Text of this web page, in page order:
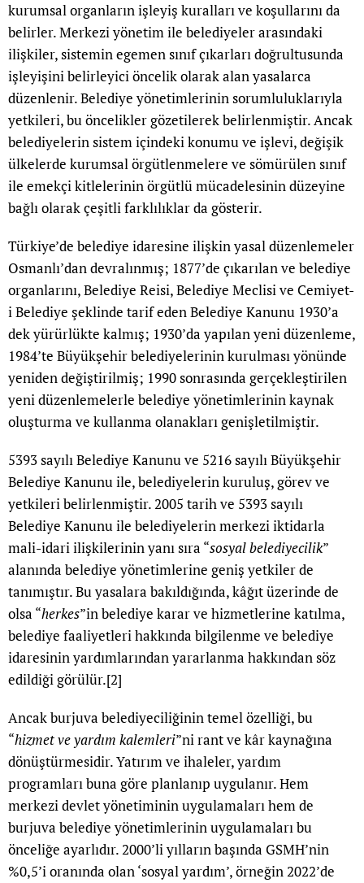
kurumsal organların işleyiş kuralları ve koşullarını da
belirler. Merkezi yönetim ile belediyeler arasındaki
ilişkiler, sistemin egemen sınıf çıkarları doğrultusunda
işleyişini belirleyici öncelik olarak alan yasalarca
düzenlenir. Belediye yönetimlerinin sorumluluklarıyla
yetkileri, bu öncelikler gözetilerek belirlenmiştir. Ancak
belediyelerin sistem içindeki konumu ve işlevi, değişik
ülkelerde kurumsal örgütlenmelere ve sömürülen sınıf
ile emekçi kitlelerinin örgütlü mücadelesinin düzeyine
bağlı olarak çeşitli farklılıklar da gösterir.
Türkiye’de belediye idaresine ilişkin yasal düzenlemeler
Osmanlı’dan devralınmış; 1877’de çıkarılan ve belediye
organlarını, Belediye Reisi, Belediye Meclisi ve Cemiyet-
i Belediye şeklinde tarif eden Belediye Kanunu 1930’a
dek yürürlükte kalmış; 1930’da yapılan yeni düzenleme,
1984’te Büyükşehir belediyelerinin kurulması yönünde
yeniden değiştirilmiş; 1990 sonrasında gerçekleştirilen
yeni düzenlemelerle belediye yönetimlerinin kaynak
oluşturma ve kullanma olanakları genişletilmiştir.
5393 sayılı Belediye Kanunu ve 5216 sayılı Büyükşehir
Belediye Kanunu ile, belediyelerin kuruluş, görev ve
yetkileri belirlenmiştir. 2005 tarih ve 5393 sayılı
Belediye Kanunu ile belediyelerin merkezi iktidarla
mali-idari ilişkilerinin yanı sıra “sosyal belediyecilik”
alanında belediye yönetimlerine geniş yetkiler de
tanımıştır. Bu yasalara bakıldığında, kâğıt üzerinde de
olsa “herkes”in belediye karar ve hizmetlerine katılma,
belediye faaliyetleri hakkında bilgilenme ve belediye
idaresinin yardımlarından yararlanma hakkından söz
edildiği görülür.[2]
Ancak burjuva belediyeciliğinin temel özelliği, bu
“hizmet ve yardım kalemleri”ni rant ve kâr kaynağına
dönüştürmesidir. Yatırım ve ihaleler, yardım
programları buna göre planlanıp uygulanır. Hem
merkezi devlet yönetiminin uygulamaları hem de
burjuva belediye yönetimlerinin uygulamaları bu
önceliğe ayarlıdır. 2000’li yılların başında GSMH’nin
%0,5’i oranında olan ‘sosyal yardım’, örneğin 2022’de